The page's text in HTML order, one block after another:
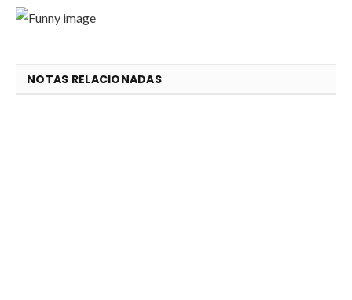
NOTAS RELACIONADAS